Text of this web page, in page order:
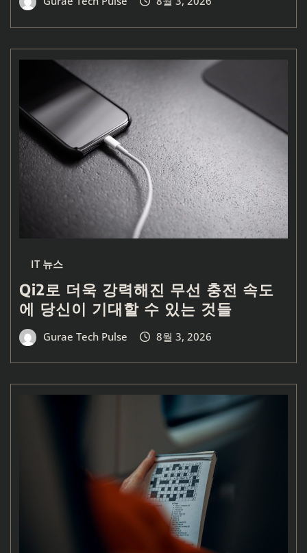
IT 뉴스
Qi2로 더욱 강력해진 무선 충전 속도
에 당신이 기대할 수 있는 것들
Gurae Tech Pulse 8월 3, 2026